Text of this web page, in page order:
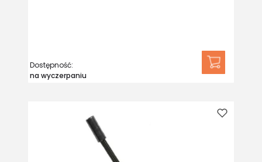
Dostępność:
na wyczerpaniu